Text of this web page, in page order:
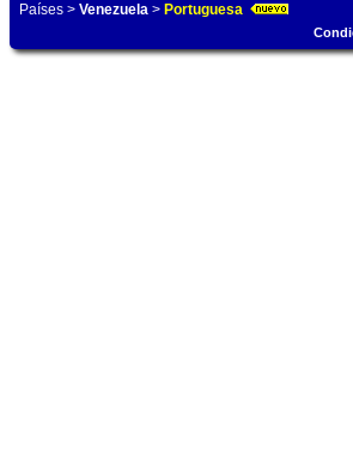
Países > Venezuela > Portuguesa